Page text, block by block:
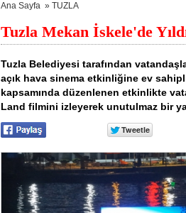
Ana Sayfa » TUZLA
Tuzla Mekan İskele'de
Tuzla Belediyesi tarafından
açık hava sinema etkinliğine ev
kapsamında düzenlenen etkinlikte
Land filmini izleyerek unutulmaz bir